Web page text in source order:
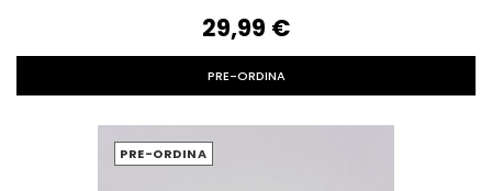
29,99‎ ‎€
PRE-ORDINA
PRE-ORDINA